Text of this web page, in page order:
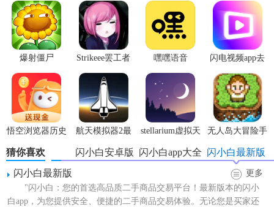
爆射僵尸 Strikeee罢工者 嘿嘿语音
闪电视频app去
广告版
悟空浏览器历史
版本
航天模拟器2最
新版
stellarium虚拟天
文台
无人岛大冒险手
机版
猜你喜欢 闪小白最新版
闪小白app大全
闪小白安卓版
闪小白最新版
更多
"闪小白：您的首选高品质二手商品交易平台！最新版本的闪小
白app，为您提供安全、便捷的二手商品交易体验。无论您是买家还